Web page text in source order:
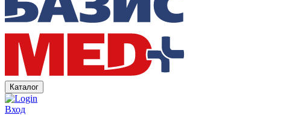
Каталог
Вход